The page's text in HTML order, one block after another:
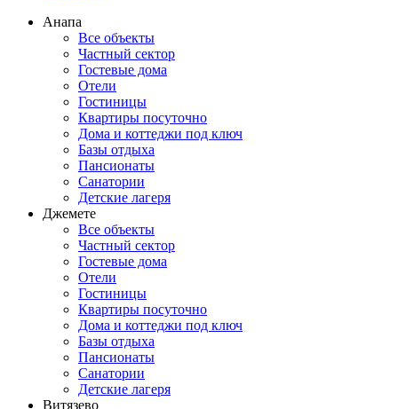
Анапа
Все объекты
Частный сектор
Гостевые дома
Отели
Гостиницы
Квартиры посуточно
Дома и коттеджи под ключ
Базы отдыха
Пансионаты
Санатории
Детские лагеря
Джемете
Все объекты
Частный сектор
Гостевые дома
Отели
Гостиницы
Квартиры посуточно
Дома и коттеджи под ключ
Базы отдыха
Пансионаты
Санатории
Детские лагеря
Витязево